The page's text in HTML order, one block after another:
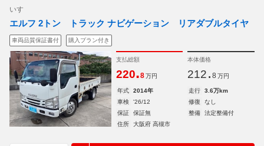
いすゞ
エルフ 2トン トラック ナビゲーション リアダブルタイヤ
車両品質保証書付 購入プラン付き
支払総額
220.8 万円
本体価格
212. 8 万円
年式 2014年 走行
3.6万km
車検
'26/12 修復
なし
保証
保証無 整備
法定整備付
住所
大阪府 高槻市